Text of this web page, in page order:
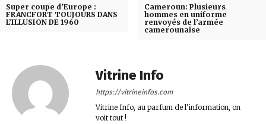
Super coupe d’Europe :
FRANCFORT TOUJOURS DANS
L’ILLUSION DE 1960
Cameroun: Plusieurs
hommes en uniforme
renvoyés de l’armée
camerounaise
Vitrine Info
https://vitrineinfos.com
Vitrine Info, au parfum de l'information, on
voit tout !